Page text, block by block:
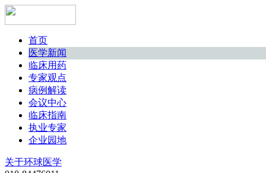
首页
医学新闻
临床用药
专家观点
病例解读
会议中心
临床指南
执业专家
企业园地
关于环球医学